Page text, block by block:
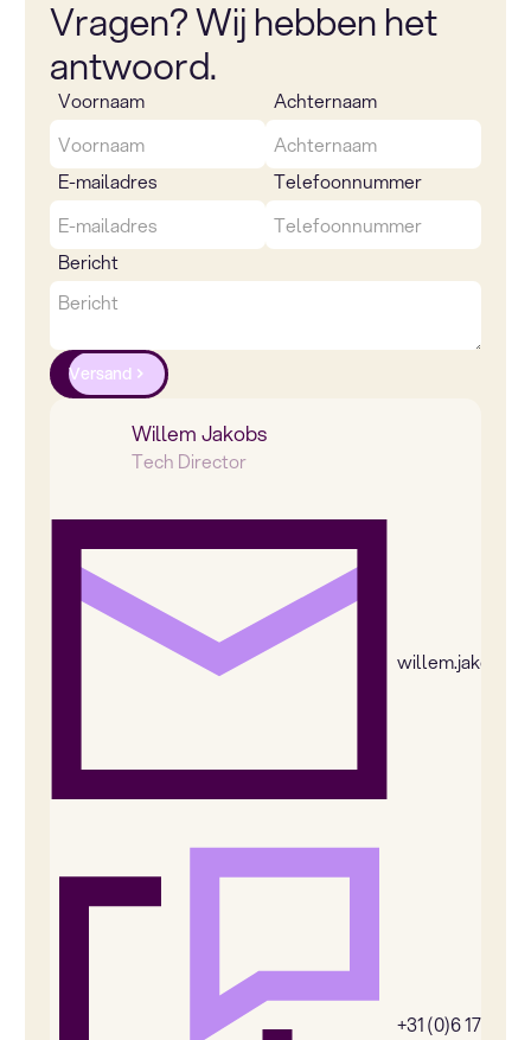
Willem Jakobs
Tech Director
+31 (0)6
Vragen? Wij hebben het
antwoord.
Voornaam Achternaam
E-mailadres Telefoonnummer
Bericht
Versand